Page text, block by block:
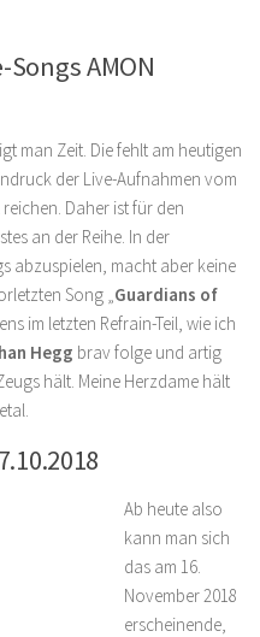
AMON
man Zeit. Die fehlt am heutigen
der Live-Aufnahmen vom
Daher ist für den
an der Reihe. In der
abzuspielen, macht aber keine
Song „Guardians of
im letzten Refrain-Teil, wie ich
Hegg brav folge und artig
hält. Meine Herzdame hält
Ab heute also
kann man sich
das am 16.
November 2018
erscheinende,